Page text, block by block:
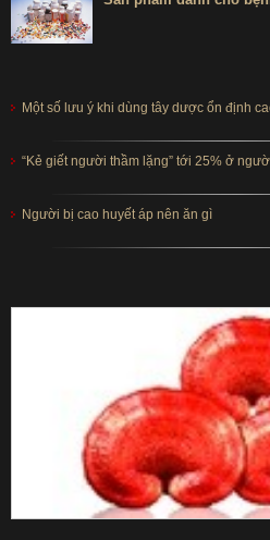
Một số lưu ý khi dùng tây dược ổn định
“Kẻ giết người thầm lặng” tới 25% ở
Người bị cao huyết áp nên ăn gì